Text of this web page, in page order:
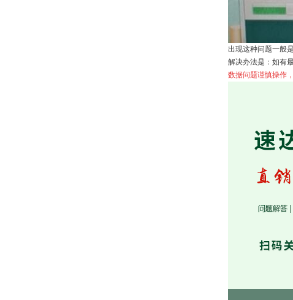
出现这种问题一般
解决办法是：如有
数据问题谨慎操作